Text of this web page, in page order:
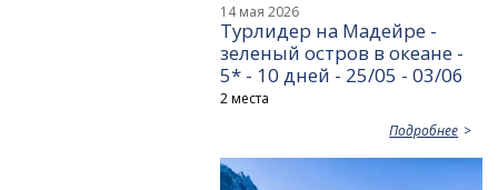
14 мая 2026
Турлидер на Мадейре -
зеленый остров в океане -
5* - 10 дней - 25/05 - 03/06
2 места
Подробнее